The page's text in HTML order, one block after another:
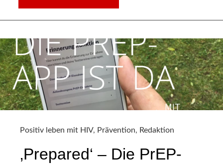
VIEL
WISSEN
ÜBER
SEXUELL
ÜBERTRAGBARE
INFEKTIONEN
(STI)?
Positiv leben mit HIV, Prävention, Redaktion
‚Prepared‘ – Die PrEP-